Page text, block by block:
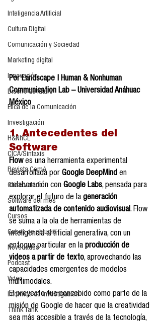
Inteligencia Artificial
Cultura Digital
Comunicación y Sociedad
Marketing digital
Innovación
Diseño de futuro
Ética de la Comunicación
Investigación
H&NhCL
CICA/Sintaxis
Revista ComA
Observatorio
Software del mes
Cursos
Casos de estudio
Novedades
Podcast
Video
Informes de investigación
Think Tank
Por Landscape | Human & Nonhuman
Communication Lab – Universidad Anáhuac
México
1. Antecedentes del
Software
Flow es una herramienta experimental
desarrollada por Google DeepMind en
colaboración con Google Labs, pensada para
explorar el futuro de la generación
automatizada de contenido audiovisual. Flow
se suma a la ola de herramientas de
inteligencia artificial generativa, con un
enfoque particular en la producción de
videos a partir de texto, aprovechando las
capacidades emergentes de modelos
multimodales.
El proyecto fue concebido como parte de la
misión de Google de hacer que la creatividad
sea más accesible a través de la tecnología,